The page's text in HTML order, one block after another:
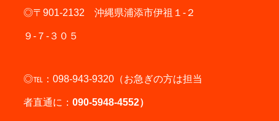
◎〒901-2132 沖縄県浦添市伊祖１-２
９-７-３０５
◎℡：098-943-9320（お急ぎの方は担当
者直通に： 090-5948-4552）